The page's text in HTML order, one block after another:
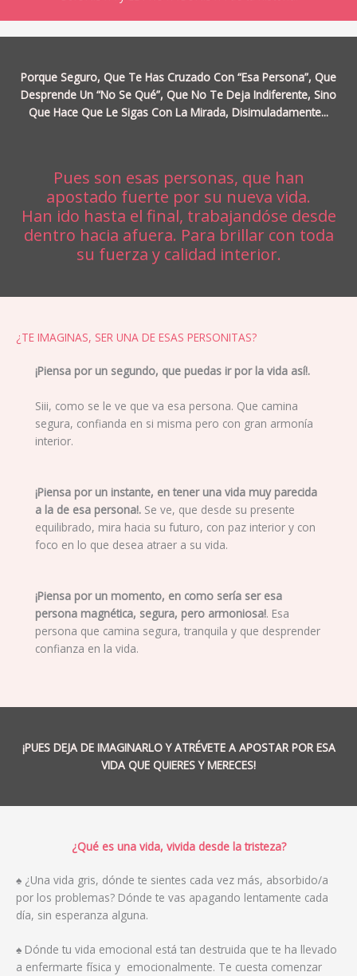
Porque Seguro, Que Te Has Cruzado Con “Esa Persona”, Que
Desprende Un “No Se Qué”, Que No Te Deja Indiferente, Sino
Que Hace Que Le Sigas Con La Mirada, Disimuladamente...
Pues son esas personas, que han
apostado fuerte por su nueva vida.
Han ido hasta el final, trabajandóse desde
dentro hacia afuera. Para brillar con toda
su fuerza y calidad interior.
¿TE IMAGINAS, SER UNA DE ESAS PERSONITAS?
¡Piensa por un segundo, que puedas ir por la vida así!.
Siii, como se le ve que va esa persona. Que camina
segura, confianda en si misma pero con gran armonía
interior.
¡Piensa por un instante, en tener una vida muy parecida
a la de esa persona!. Se ve, que desde su presente
equilibrado, mira hacia su futuro, con paz interior y con
foco en lo que desea atraer a su vida.
¡Piensa por un momento, en como sería ser esa
persona magnética, segura, pero armoniosa!. Esa
persona que camina segura, tranquila y que desprender
confianza en la vida.
¡PUES DEJA DE IMAGINARLO Y ATRÉVETE A APOSTAR POR ESA
VIDA QUE QUIERES Y MERECES!
¿Qué es una vida, vivida desde la tristeza?
♠ ¿Una vida gris, dónde te sientes cada vez más, absorbido/a
por los problemas? Dónde te vas apagando lentamente cada
día, sin esperanza alguna.
♠ Dónde tu vida emocional está tan destruida que te ha llevado
a enfermarte física y emocionalmente. Te cuesta comenzar